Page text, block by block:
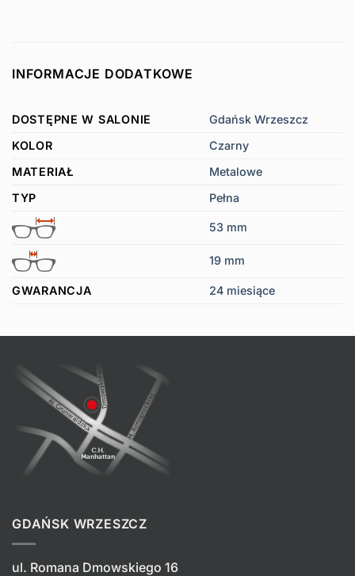
INFORMACJE DODATKOWE
DOSTĘPNE W SALONIE
Gdańsk Wrzeszcz
KOLOR
Czarny
MATERIAŁ
Metalowe
TYP
Pełna
53 mm
19 mm
GWARANCJA 24 miesiące
GDAŃSK WRZESZCZ
ul. Romana Dmowskiego 16